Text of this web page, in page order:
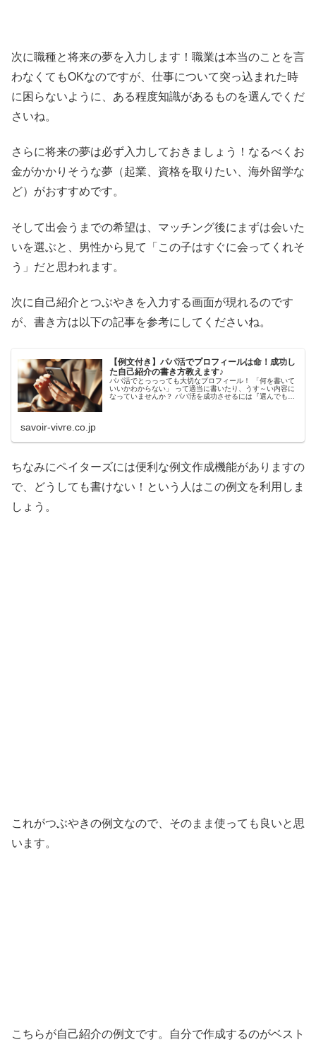
次に職種と将来の夢を入力します！職業は本当のことを言
わなくてもOKなのですが、仕事について突っ込まれた時
に困らないように、ある程度知識があるものを選んでくだ
さいね。
さらに将来の夢は必ず入力しておきましょう！なるべくお
金がかかりそうな夢（起業、資格を取りたい、海外留学な
ど）がおすすめです。
そして出会うまでの希望は、マッチング後にまずは会いた
いを選ぶと、男性から見て「この子はすぐに会ってくれそ
う」だと思われます。
次に自己紹介とつぶやきを入力する画面が現れるのです
が、書き方は以下の記事を参考にしてくださいね。
【例文付き】パパ活でプロフィールは命！成功し
た自己紹介の書き方教えます♪
パパ活でとっっっても大切なプロフィール！ 「何を書いて
いいかわからない」 って適当に書いたり、うす～い内容に
なっていませんか？ パパ活を成功させるには『選んでもら
savoir-vivre.co.jp
ちなみにペイターズには便利な例文作成機能がありますの
で、どうしても書けない！という人はこの例文を利用しま
しょう。
これがつぶやきの例文なので、そのまま使っても良いと思
います。
こちらが自己紹介の例文です。自分で作成するのがベスト